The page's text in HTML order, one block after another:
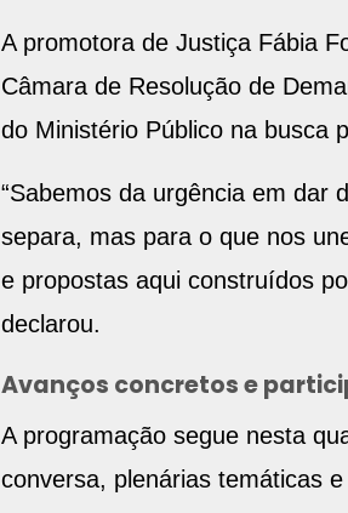
A promotora de Justiça Fábia
Câmara de Resolução de
do Ministério Público na busca
“Sabemos da urgência em dar
separa, mas para o que nos
e propostas aqui construídos
declarou.
Avanços concretos e
A programação segue nesta
conversa, plenárias temáticas